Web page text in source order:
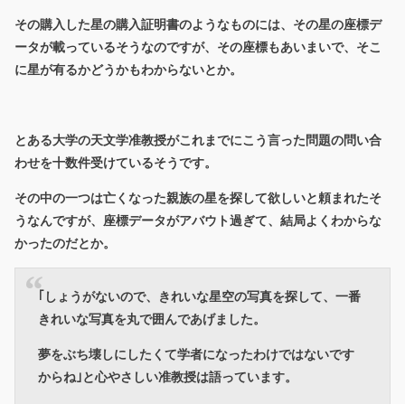
その購入した星の購入証明書のようなものには、その星の座標デ
ータが載っているそうなのですが、その座標もあいまいで、そこ
に星が有るかどうかもわからないとか。
とある大学の天文学准教授がこれまでにこう言った問題の問い合
わせを十数件受けているそうです。
その中の一つは亡くなった親族の星を探して欲しいと頼まれたそ
うなんですが、座標データがアバウト過ぎて、結局よくわからな
かったのだとか。
｢しょうがないので、
きれいな星空の写真を探して、一番
きれいな写真を丸で囲んであげました。
夢をぶち壊しにしたくて学者になったわけではないです
からね｣と心やさしい准教授は語っています。